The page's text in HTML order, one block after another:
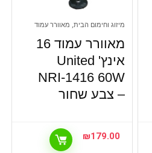
מיזוג וחימום הבית, מאוורר עמוד
מאוורר עמוד 16
אינץ' United
NRI-1416 60W
– צבע שחור
₪179.00